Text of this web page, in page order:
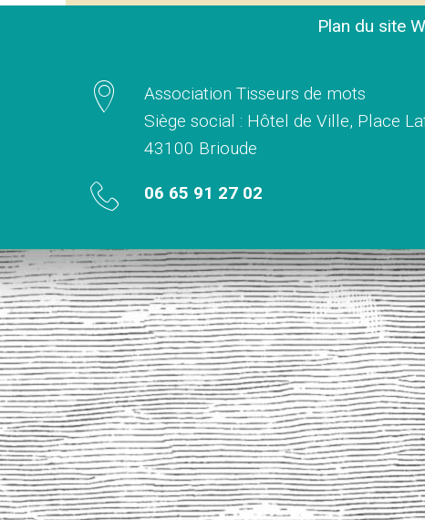
Plan du site
Association Tisseurs de mots
Siège social : Hôtel de Ville, Place
43100 Brioude
06 65 91 27 02